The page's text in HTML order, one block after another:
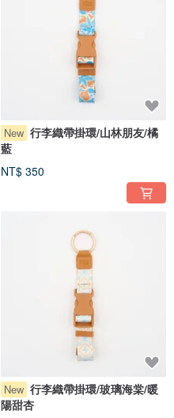
New 行李織帶掛環/山林朋友/橘
藍
NT$ 350
New 行李織帶掛環/玻璃海棠/暖
陽甜杏